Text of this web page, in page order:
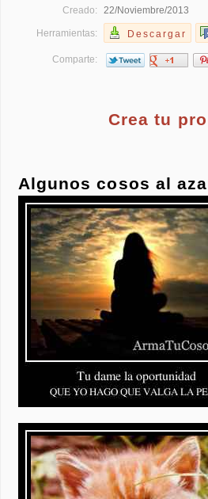
Creado: 22/Noviembre/2013
Herramientas: Descargar
Comparte:
Crea tu
Algunos cosos al